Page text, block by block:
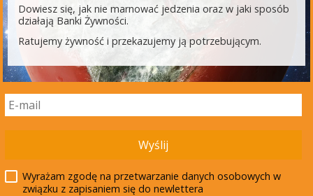
INNE AKTUALNOŚCI
Dowiesz się, jak nie marnować jedzenia oraz w jaki sposób
działają Banki Żywności.
Ratujemy żywność i przekazujemy ją potrzebującym.
Wyślij
Wyrażam zgodę na przetwarzanie danych osobowych w
związku z zapisaniem się do newlettera